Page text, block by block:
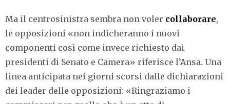
Ma il centrosinistra sembra non voler collaborare,
le opposizioni «non indicheranno i nuovi
componenti così come invece richiesto dai
presidenti di Senato e Camera» riferisce l’Ansa. Una
linea anticipata nei giorni scorsi dalle dichiarazioni
dei leader delle opposizioni: «Ringraziamo i